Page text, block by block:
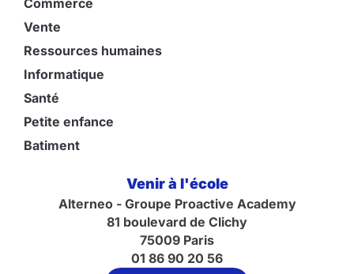
Vente
Ressources humaines
Informatique
Santé
Petite enfance
Batiment
Venir à l'école
Alterneo - Groupe Proactive Academy
81 boulevard de Clichy
75009 Paris
01 86 90 20 56